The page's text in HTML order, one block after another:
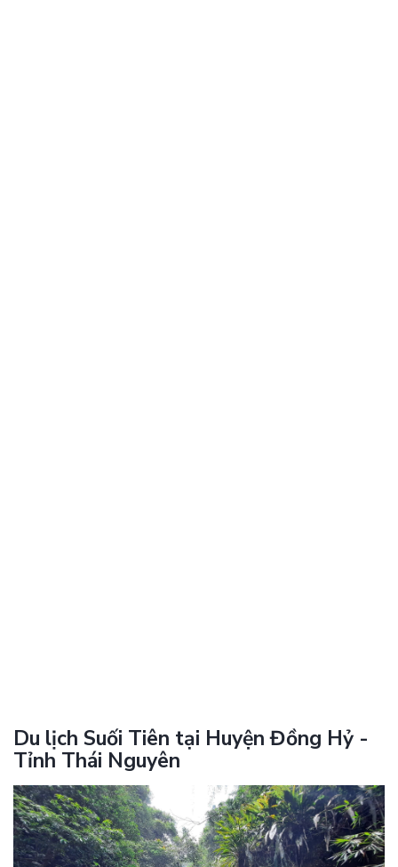
Du lịch Suối Tiên tại Huyện Đồng Hỷ -
Tỉnh Thái Nguyên